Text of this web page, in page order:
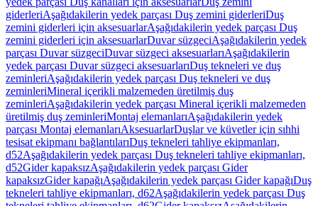
giderleriAşağıdakilerin yedek parçası Duş zemini giderleriDuş
zemini giderleri için aksesuarlarAşağıdakilerin yedek parçası Duş
zemini giderleri için aksesuarlarDuvar süzgeciAşağıdakilerin yedek
parçası Duvar süzgeciDuvar süzgeci aksesuarlarıAşağıdakilerin
yedek parçası Duvar süzgeci aksesuarlarıDuş tekneleri ve duş
zeminleriAşağıdakilerin yedek parçası Duş tekneleri ve duş
zeminleriMineral içerikli malzemeden üretilmiş duş
zeminleriAşağıdakilerin yedek parçası Mineral içerikli malzemeden
üretilmiş duş zeminleriMontaj elemanlarıAşağıdakilerin yedek
parçası Montaj elemanlarıAksesuarlarDuşlar ve küvetler için sıhhi
tesisat ekipmanı bağlantılarıDuş tekneleri tahliye ekipmanları,
d52Aşağıdakilerin yedek parçası Duş tekneleri tahliye ekipmanları,
d52Gider kapaksızAşağıdakilerin yedek parçası Gider
kapaksızGider kapağıAşağıdakilerin yedek parçası Gider kapağıDuş
tekneleri tahliye ekipmanları, d62Aşağıdakilerin yedek parçası Duş